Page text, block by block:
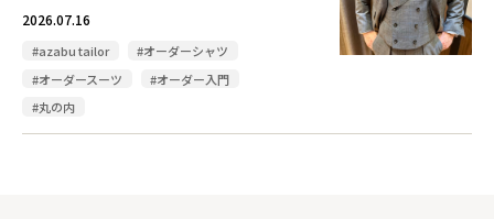
2026.07.16
#azabu tailor
#オーダーシャツ
#オーダースーツ
#オーダー入門
#丸の内